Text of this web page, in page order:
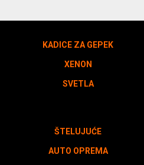
KADICE ZA GEPEK
XENON
SVETLA
ŠTELUJUĆE
AUTO OPREMA